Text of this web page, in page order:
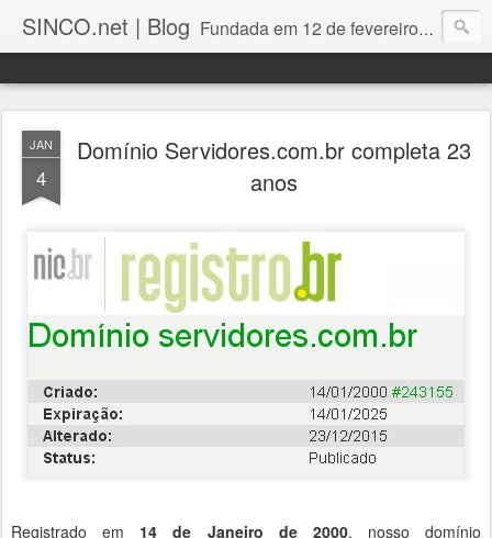
SINCO.net | Blog Fundada em 12 de fevereiro de 1982. Fabricante brasileira de servidores e workstations. Certificações: Intel Technology Provider Platinum, Seagate Storage Solution Provider, Kingston Premium Reseller, Nilko Design Partner.
JAN
4
Domínio Servidores.com.br completa 23
anos
Registrado em 14 de Janeiro de 2000, nosso domínio